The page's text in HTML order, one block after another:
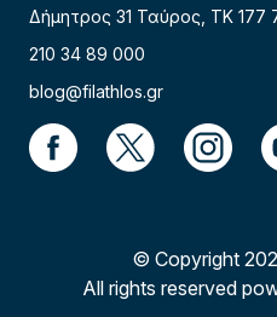
Δήμητρος 31 Ταύρος, TK 177
210 34 89 000
blog@filathlos.gr
© Copyright
All rights reserved